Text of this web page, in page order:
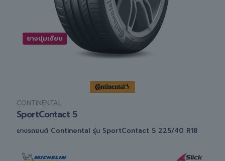
ยางนุ่มเงียบ
CONTINENTAL
SportContact 5
ยางรถยนต์ Continental รุ่น SportContact 5 225/40 R18